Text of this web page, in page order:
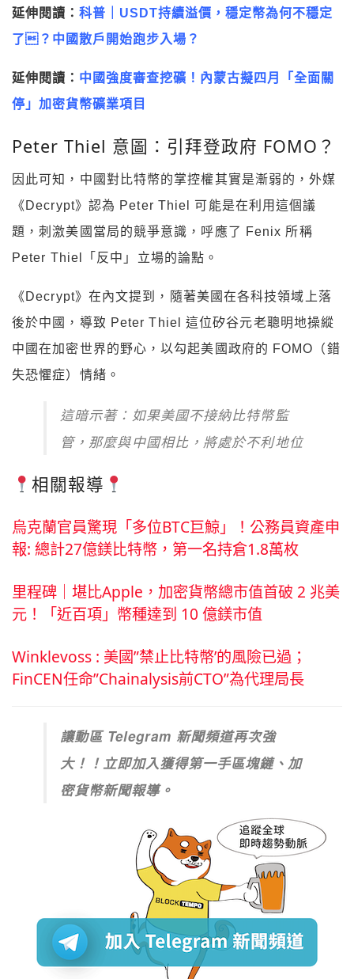
延伸閱讀： 科普｜USDT持續溢價，穩定幣為何不穩定
了？中國散戶開始跑步入場？
延伸閱讀： 中國強度審查挖礦！內蒙古擬四月「全面關
停」加密貨幣礦業項目
Peter Thiel 意圖：引拜登政府 FOMO？
因此可知，中國對比特幣的掌控權其實是漸弱的，外媒
《Decrypt》認為 Peter Thiel 可能是在利用這個議
題，刺激美國當局的競爭意識，呼應了 Fenix 所稱
Peter Thiel「反中」立場的論點。
《Decrypt》在內文提到，隨著美國在各科技領域上落
後於中國，導致 Peter Thiel 這位矽谷元老聰明地操縱
中國在加密世界的野心，以勾起美國政府的 FOMO（錯
失恐懼症）情緒。
這暗示著：如果美國不接納比特幣監
管，那麼與中國相比，將處於不利地位
相關報導
烏克蘭官員驚現「多位BTC巨鯨」！公務員資產申
報: 總計27億鎂比特幣，第一名持倉1.8萬枚
里程碑｜堪比Apple，加密貨幣總市值首破 2 兆美
元！「近百項」幣種達到 10 億鎂市值
Winklevoss : 美國”禁止比特幣’的風險已過；
FinCEN任命”Chainalysis前CTO”為代理局長
讓動區 Telegram 新聞頻道再次強
大！！立即加入獲得第一手區塊鏈、加
密貨幣新聞報導。